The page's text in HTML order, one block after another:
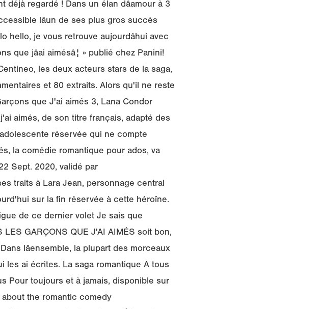
regardé ! Dans un élan dâamour à 3
lâun de ses plus gros succès
hello, je vous retrouve aujourdâhui avec
jâai aimésâ¦ » publié chez Panini!
les deux acteurs stars de la saga,
et 80 extraits. Alors qu'il ne reste
que J'ai aimés 3, Lana Condor
aimés, de son titre français, adapté des
réservée qui ne compte
la comédie romantique pour ados, va
Sept. 2020, validé par
traits à Lara Jean, personnage central
sur la fin réservée à cette héroïne.
de ce dernier volet Je sais que
GARÇONS QUE J'AI AIMÉS soit bon,
lâensemble, la plupart des morceaux
les ai écrites. La saga romantique A tous
Pour toujours et à jamais, disponible sur
the romantic comedy